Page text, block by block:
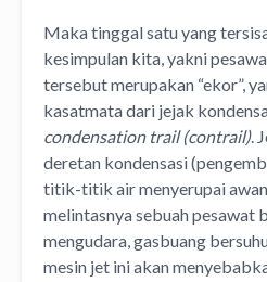
Maka tinggal satu yang
kesimpulan kita, yakni
tersebut merupakan “ekor”,
kasatmata dari jejak
condensation trail (contrail).
deretan kondensasi
titik-titik air menyerupai
melintasnya sebuah pesawat
mengudara, gasbuang
mesin jet ini akan